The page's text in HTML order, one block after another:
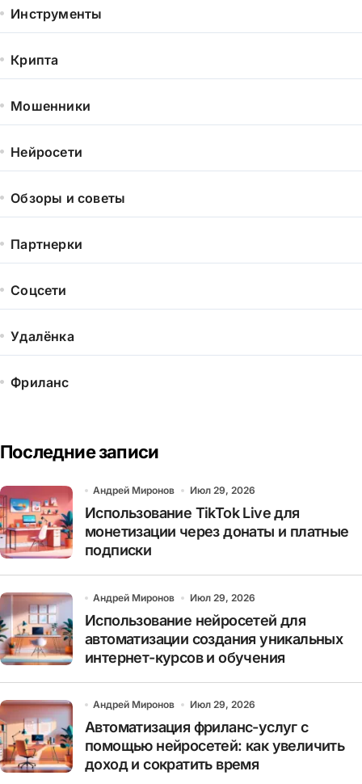
Инструменты
Крипта
Мошенники
Нейросети
Обзоры и советы
Партнерки
Соцсети
Удалёнка
Фриланс
Последние записи
Андрей Миронов Июл 29, 2026
Использование TikTok Live для
монетизации через донаты и платные
подписки
Андрей Миронов Июл 29, 2026
Использование нейросетей для
автоматизации создания уникальных
интернет-курсов и обучения
Андрей Миронов Июл 29, 2026
Автоматизация фриланс-услуг с
помощью нейросетей: как увеличить
доход и сократить время